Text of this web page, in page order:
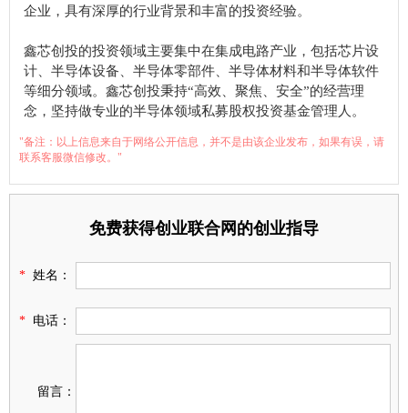
企业，具有深厚的行业背景和丰富的投资经验。
鑫芯创投的投资领域主要集中在集成电路产业，包括芯片设
计、半导体设备、半导体零部件、半导体材料和半导体软件
等细分领域。鑫芯创投秉持“高效、聚焦、安全”的经营理
念，坚持做专业的半导体领域私募股权投资基金管理人。
"备注：以上信息来自于网络公开信息，并不是由该企业发布，如果有误，请
联系客服微信修改。"
免费获得创业联合网的创业指导
* 姓名：
* 电话：
留言：